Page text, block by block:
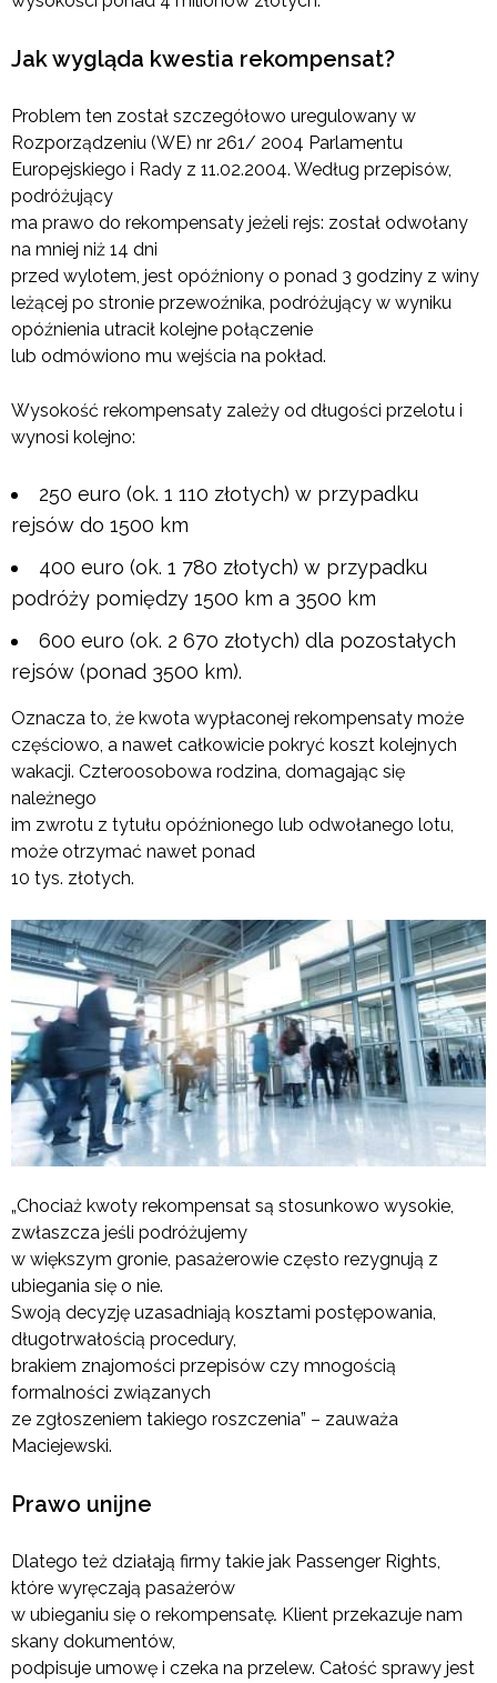
Jak wygląda kwestia rekompensat?
Problem ten został szczegółowo uregulowany w
Rozporządzeniu (WE) nr 261/ 2004 Parlamentu
Europejskiego i Rady z 11.02.2004. Według przepisów,
podróżujący
ma prawo do rekompensaty jeżeli rejs: został odwołany
na mniej niż 14 dni
przed wylotem, jest opóźniony o ponad 3 godziny z winy
leżącej po stronie przewoźnika, podróżujący w wyniku
opóźnienia utracił kolejne połączenie
lub odmówiono mu wejścia na pokład.
Wysokość rekompensaty zależy od długości przelotu i
wynosi kolejno:
250 euro (ok. 1 110 złotych) w przypadku
rejsów do 1500 km
400 euro (ok. 1 780 złotych) w przypadku
podróży pomiędzy 1500 km a 3500 km
600 euro (ok. 2 670 złotych) dla pozostałych
rejsów (ponad 3500 km).
Oznacza to, że kwota wypłaconej rekompensaty może
częściowo, a nawet całkowicie pokryć koszt kolejnych
wakacji. Czteroosobowa rodzina, domagając się
należnego
im zwrotu z tytułu opóźnionego lub odwołanego lotu,
może otrzymać nawet ponad
10 tys. złotych.
„Chociaż kwoty rekompensat są stosunkowo wysokie,
zwłaszcza jeśli podróżujemy
w większym gronie, pasażerowie często rezygnują z
ubiegania się o nie.
Swoją decyzję uzasadniają kosztami postępowania,
długotrwałością procedury,
brakiem znajomości przepisów czy mnogością
formalności związanych
ze zgłoszeniem takiego roszczenia” – zauważa
Maciejewski.
Prawo unijne
Dlatego też działają firmy takie jak Passenger Rights,
które wyręczają pasażerów
w ubieganiu się o rekompensatę. Klient przekazuje nam
skany dokumentów,
podpisuje umowę i czeka na przelew. Całość sprawy jest